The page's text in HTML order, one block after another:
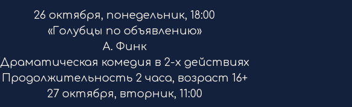
26 октября, понедельник, 18:00
«Голубцы по объявлению»
А. Финк
Драматическая комедия в 2-х действиях
Продолжительность 2 часа, возраст 16+
27 октября, вторник, 11:00